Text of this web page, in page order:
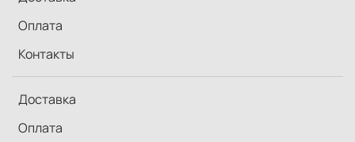
Оплата
Контакты
Доставка
Оплата